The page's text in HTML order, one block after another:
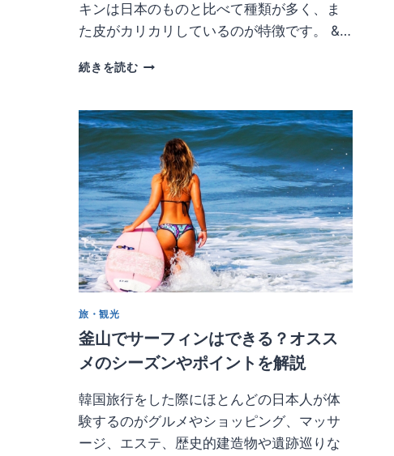
め
の
店
キンは日本のものと比べて種類が多く、ま
た皮がカリカリしているのが特徴です。 &…
続きを読む【明
他
エ
リ
ア】
韓
国
ソ
ウ
ル
で
チ
オ
ス
の
お
店
旅・観光
釜山でサーフィンはできる？オスス
メのシーズンやポイントを解説
韓国旅行をした際にほとんどの日本人が体
験するのがグルメやショッピング、マッサ
ージ、エステ、歴史的建造物や遺跡巡りな